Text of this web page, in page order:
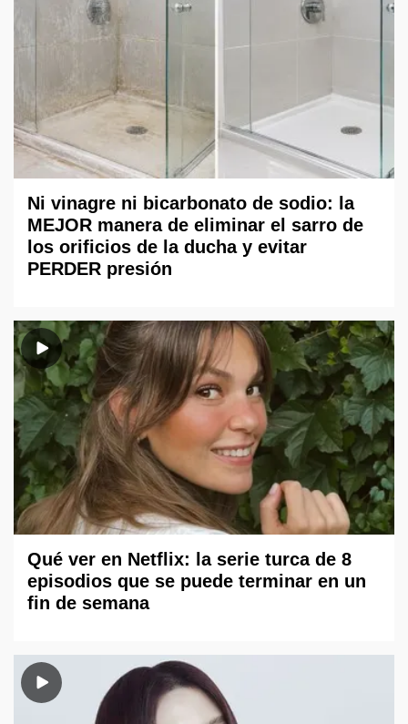
Ni vinagre ni bicarbonato de sodio: la
MEJOR manera de eliminar el sarro de
los orificios de la ducha y evitar
PERDER presión
Qué ver en Netflix: la serie turca de 8
episodios que se puede terminar en un
fin de semana